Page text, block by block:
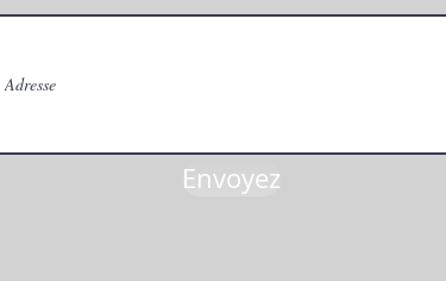
Envoyez